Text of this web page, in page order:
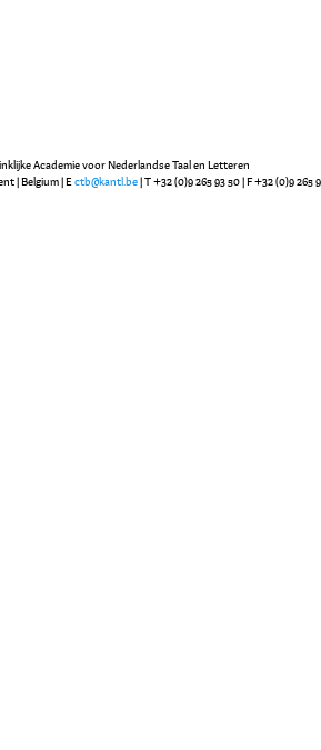
Academie voor Nederlandse Taal en Letteren
| Belgium | Ectb@kantl.be | T +32 (0)9 265 93 50 | F +32 (0)9 265